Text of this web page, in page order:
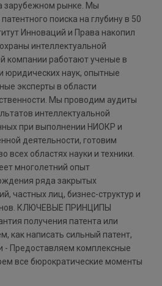
зарубежном рынке. Мы
поиска на глубину в 50
Инноваций и Права накопил
интеллектуальной
компании работают ученые в
юридических наук, опытные
эксперты в области
Мы проводим аудиты
интеллектуальной
при выполнении НИОКР и
деятельности, готовим
всех областях науки и техники.
многолетний опыт
ряда закрытых
частных лиц, бизнес-структур и
КЛЮЧЕВЫЕ ПРИНЦИПЫ
получения патента или
как написать сильный патент,
- Предоставляем комплексные
все бюрократические моменты